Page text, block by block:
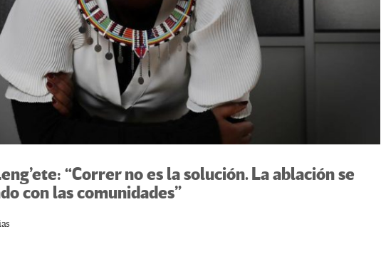
“Correr no es la solución. La ablación se
con las comunidades”